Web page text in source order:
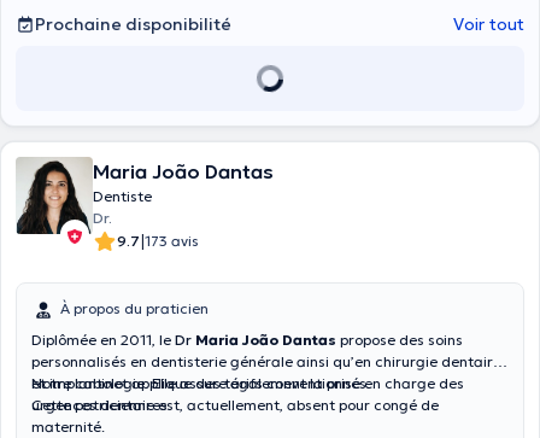
Prochaine disponibilité
Voir tout
Maria João Dantas
Dentiste
Dr.
9.7|173 avis
À propos du praticien
Diplômée en 2011, le Dr Maria João Dantas propose des soins
personnalisés en dentisterie générale ainsi qu’en chirurgie dentaire
et implantologie. Elle assure également la prise en charge des
urgences dentaires.
Notre cabinet applique des tarifs conventionnés.
Cette patricienne est, actuellement, absent pour congé de
maternité.